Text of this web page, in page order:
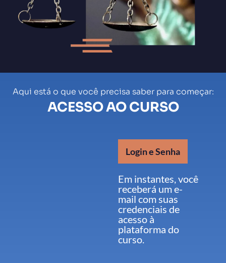
Aqui está o que você precisa saber para começar:
ACESSO AO CURSO
Login e Senha
Em instantes, você
receberá um e-
mail com suas
credenciais de
acesso à
plataforma do
curso.